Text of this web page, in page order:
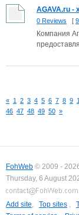
AGAVA.ru -
0 Reviews [
Компания
« 1 2 3 4 5 6 7 8 9
46 47 48 49 50 »
FohWeb © 2009 -
Thursday, 6 August
Add site, Top sites ,